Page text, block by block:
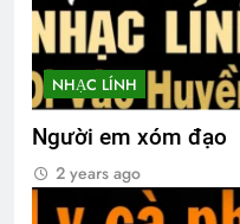
NHẠC LÍNH
Người em xóm đạo
2 years ago